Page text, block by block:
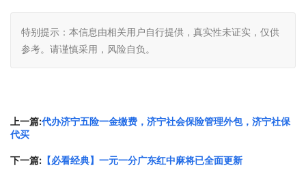
特别提示：本信息由相关用户自行提供，真实性未证实，仅供
参考。请谨慎采用，风险自负。
上一篇:代办济宁五险一金缴费，济宁社会保险管理外包，济宁社保
代买
下一篇: 【必看经典】一元一分广东红中麻将已全面更新